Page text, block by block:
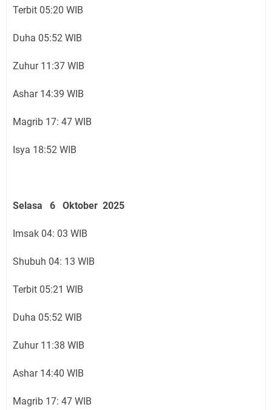
Terbit 05:20 WIB
Duha 05:52 WIB
Zuhur 11:37 WIB
Ashar 14:39 WIB
Magrib 17: 47 WIB
Isya 18:52 WIB
Selasa 6 Oktober 2025
Imsak 04: 03 WIB
Shubuh 04: 13 WIB
Terbit 05:21 WIB
Duha 05:52 WIB
Zuhur 11:38 WIB
Ashar 14:40 WIB
Magrib 17: 47 WIB